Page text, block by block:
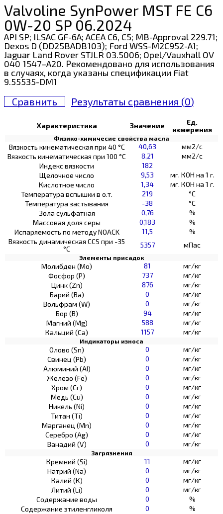
Valvoline SynPower MST FE C6
0W-20 SP 06.2024
API SP; ILSAC GF-6A; ACEA C6, C5; MB-Approval 229.71;
Dexos D (DD25BADB103); Ford WSS-M2C952-A1;
Jaguar Land Rover STJLR 03.5006; Opel/Vauxhall OV
040 1547–A20. Рекомендовано для использования
в случаях, когда указаны спецификации Fiat
9.55535-DM1
Сравнить Результаты сравнения (0)
Характеристика Значение
Ед.
измерения
Физико-химичесие свойства масла
Вязкость кинематическая при 40 °С 40,63
мм2/с
Вязкость кинематическая при 100 °С
8,21
мм2/с
Индекс вязкости
182
Щелочное число
9,53
мг. КОН на 1 г.
Кислотное число
1,34
мг. КОН на 1 г.
Температура вспышки в о.т.
219
°C
Температура застывания
-38
°C
Зола сульфатная
0,76
%
Массовая доля серы
0,183
%
Испаряемость по методу NOACK
11,5
%
Вязкость динамическая CCS при -35
°С
5357 мПас
Элементы присадок
Молибден (Мо) 81
мг/кг
Фосфор (Р)
737
мг/кг
Цинк (Zn)
876
мг/кг
Барий (Ва)
0
мг/кг
Вольфрам (W)
0
мг/кг
Бор (В)
94
мг/кг
Магний (Mg)
588
мг/кг
Кальций (Са)
1157 мг/кг
Индикаторы износа
Олово (Sn) 0
мг/кг
Свинец (Pb)
0
мг/кг
Алюминий (AI)
0
мг/кг
Железо (Fe)
0
мг/кг
Хром (Сг)
0
мг/кг
Медь (Cu)
0
мг/кг
Никель (Ni)
0
мг/кг
Титан (Ti)
0
мг/кг
Марганец (Mn)
0
мг/кг
Серебро (Ag)
0
мг/кг
Ванадий (V)
0 мг/кг
Загрязнения
Кремний (Si) 11
мг/кг
Натрий (Na)
0
мг/кг
Калий (К)
0
мг/кг
Литий (Li)
0
мг/кг
Содержание воды
0
%
Содержание этиленгликоля
0
%